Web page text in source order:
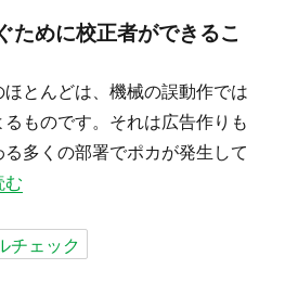
ために校正者ができるこ
とんどは、機械の誤動作では
ものです。それは広告作りも
多くの部署でポカが発生して
から学ぼう” の
む
チェック